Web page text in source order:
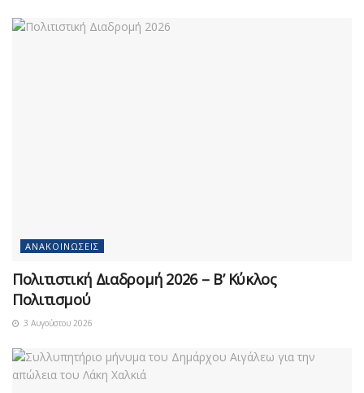
ΑΝΑΚΟΙΝΏΣΕΙΣ
Πολιτιστική Διαδρομή 2026 – Β’ Κύκλος
Πολιτισμού
3 Αυγούστου 2026